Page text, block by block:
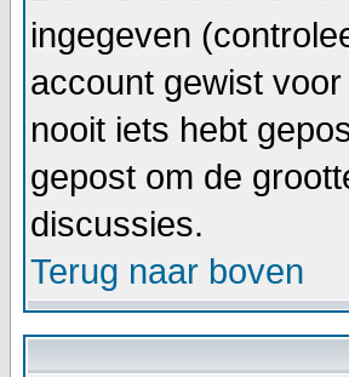
ingegeven
account gewist
nooit iets hebt
gepost om de
discussies.
Terug naar boven